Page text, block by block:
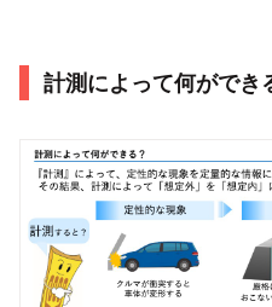
計測によって何ができ